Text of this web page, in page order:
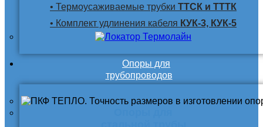
• Термоусаживаемые трубки ТТСК и ТТТК
• Комплект удлинения кабеля КУК-3, КУК-5
Опоры для
трубопроводов